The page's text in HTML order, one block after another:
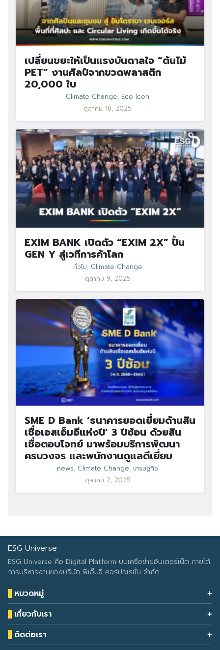
เปลี่ยนขยะให้เป็นแรงบันดาลใจ “ต้นไม้
PET” งานศิลป์จากขวดพลาสติก
20,000 ใบ
Climate Change, Eco Icon
ตุลาคม 18, 2025
EXIM BANK เปิดตัว “EXIM 2X” ปั้น
GEN Y สู่เวทีการค้าโลก
ทั่วไป, Climate Change
ตุลาคม 9, 2025
SME D Bank ‘ธนาคารยอดเยี่ยมด้านสิน
เชื่อเอสเอ็มอีแห่งปี’ 3 ปีซ้อน ด้วยสิน
เชื่อตอบโจทย์ มาพร้อมบริการพัฒนา
ครบวงจร และพนักงานดูแลดีเยี่ยม
news, Climate Change, เศรษฐกิจ
ตุลาคม 2, 2025
ESG Universe
ESG Universe คือ Digital Platform บนเครือข่ายอินเตอร์เน็ต ภายใต้
การบริหารงานของบริษัท พีเอ็มจี คอร์ปอเรชั่น จำกัด
หมวดหมู่
Health & Wellness
Eco Icon
ESG Data
Climate Change
เกี่ยวกับเรา
Our Services
About Us
ติดต่อเรา
โทรศัพท์: 090-549-2524